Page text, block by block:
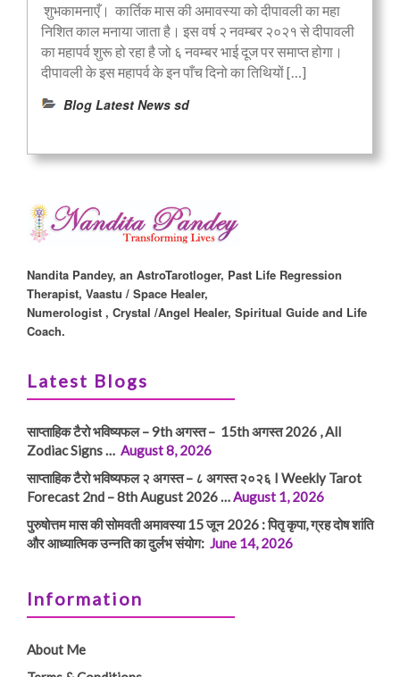
शुभकामनाएँ। कार्तिक मास की अमावस्या को दीपावली का महा
निशित काल मनाया जाता है। इस वर्ष २ नवम्बर २०२१ से दीपावली
का महापर्व शुरू हो रहा है जो ६ नवम्बर भाई दूज पर समाप्त होगा।
दीपावली के इस महापर्व के इन पाँच दिनो का तिथियों […]
Blog Latest News sd
Nandita Pandey, an AstroTarotloger, Past Life Regression
Therapist, Vaastu / Space Healer,
Numerologist , Crystal /Angel Healer, Spiritual Guide and Life
Coach.
Latest Blogs
साप्ताहिक टैरो भविष्यफल – 9th अगस्त – 15th अगस्त 2026 , All
Zodiac Signs … August 8, 2026
साप्ताहिक टैरो भविष्यफल २ अगस्त – ८ अगस्त २०२६ I Weekly Tarot
Forecast 2nd – 8th August 2026 …August 1, 2026
पुरुषोत्तम मास की सोमवती अमावस्या 15 जून 2026 : पितृ कृपा, ग्रह दोष शांति
और आध्यात्मिक उन्नति का दुर्लभ संयोग: June 14, 2026
Information
About Me